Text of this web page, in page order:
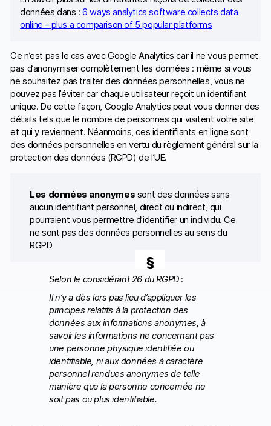
données dans :6 ways analytics software collects data
online – plus a comparison of 5 popular platforms
Ce n’est pas le cas avec Google Analytics car il ne vous permet
pas d’anonymiser complètement les données : même si vous
ne souhaitez pas traiter des données personnelles, vous ne
pouvez pas l’éviter car chaque utilisateur reçoit un identifiant
unique. De cette façon, Google Analytics peut vous donner des
détails tels que le nombre de personnes qui visitent votre site
et qui y reviennent. Néanmoins, ces identifiants en ligne sont
des données personnelles en vertu du règlement général sur la
protection des données (RGPD) de l’UE.
Les données anonymes sont des données sans
aucun identifiant personnel, direct ou indirect, qui
pourraient vous permettre d’identifier un individu. Ce
ne sont pas des données personnelles au sens du
RGPD
Selon le considérant 26 du RGPD:
Il n’y a dès lors pas lieu d’appliquer les
principes relatifs à la protection des
données aux informations anonymes, à
savoir les informations ne concernant pas
une personne physique identifiée ou
identifiable, ni aux données à caractère
personnel rendues anonymes de telle
manière que la personne concernée ne
soit pas ou plus identifiable.